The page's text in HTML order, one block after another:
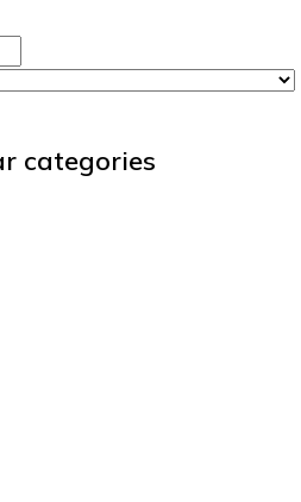
categories